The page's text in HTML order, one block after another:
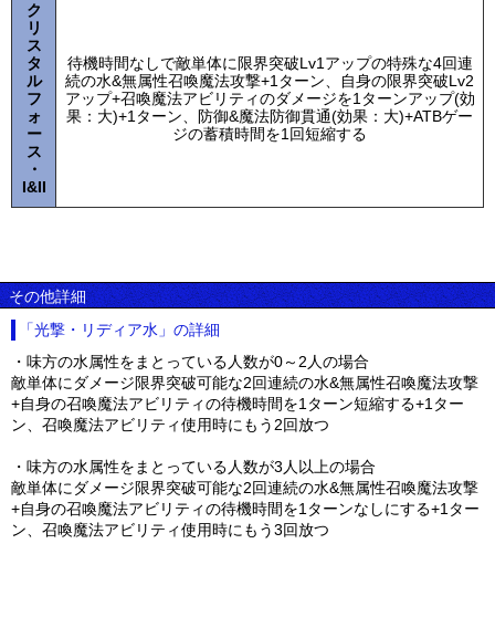
ク
リ
ス
タ
ル
フ
ォ
ー
ス
・
I&II
待機時間なしで敵単体に限界突破Lv1アップの特殊な4回連
続の水&無属性召喚魔法攻撃+1ターン、自身の限界突破Lv2
アップ+召喚魔法アビリティのダメージを1ターンアップ(効
果：大)+1ターン、防御&魔法防御貫通(効果：大)+ATBゲー
ジの蓄積時間を1回短縮する
その他詳細
「光撃・リディア水」の詳細
・味方の水属性をまとっている人数が0～2人の場合
敵単体にダメージ限界突破可能な2回連続の水&無属性召喚魔法攻撃
+自身の召喚魔法アビリティの待機時間を1ターン短縮する+1ター
ン、召喚魔法アビリティ使用時にもう2回放つ
・味方の水属性をまとっている人数が3人以上の場合
敵単体にダメージ限界突破可能な2回連続の水&無属性召喚魔法攻撃
+自身の召喚魔法アビリティの待機時間を1ターンなしにする+1ター
ン、召喚魔法アビリティ使用時にもう3回放つ